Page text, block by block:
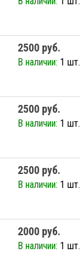
2500 руб.
В наличии: 1 шт.
2500 руб.
В наличии: 1 шт.
2500 руб.
В наличии: 1 шт.
2000 руб.
В наличии: 1 шт.